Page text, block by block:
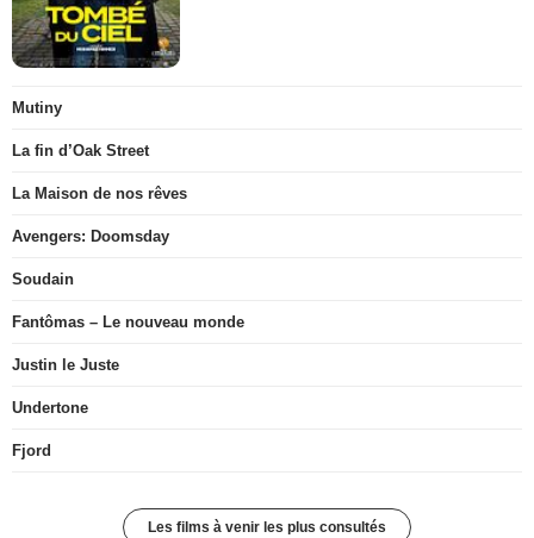
Mutiny
La fin d’Oak Street
La Maison de nos rêves
Avengers: Doomsday
Soudain
Fantômas – Le nouveau monde
Justin le Juste
Undertone
Fjord
Les films à venir les plus consultés